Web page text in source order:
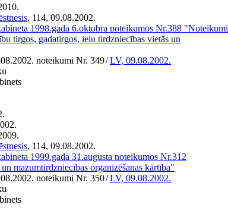
, 114, 09.08.2002.
1998.gada 6.oktobra noteikumos Nr.388 "Noteikumi
tirgos, gadatirgos, ielu tirdzniecības vietās un
noteikumi Nr. 349/LV, 09.08.2002.
, 114, 09.08.2002.
1999.gada 31.augusta noteikumos Nr.312
mazumtirdzniecības organizēšanas kārtība"
noteikumi Nr. 350/LV, 09.08.2002.